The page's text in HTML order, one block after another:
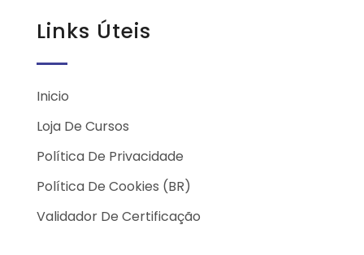
Links Úteis
Inicio
Loja De Cursos
Política De Privacidade
Política De Cookies (BR)
Validador De Certificação